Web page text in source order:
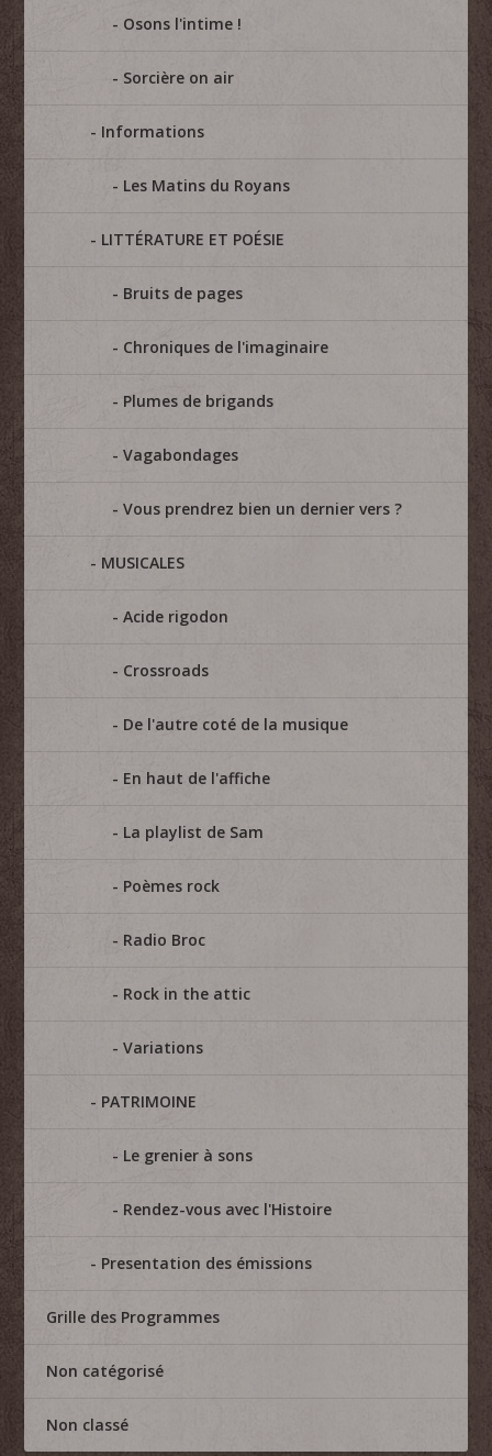
Osons l'intime !
Sorcière on air
Informations
Les Matins du Royans
LITTÉRATURE ET POÉSIE
Bruits de pages
Chroniques de l'imaginaire
Plumes de brigands
Vagabondages
Vous prendrez bien un dernier vers ?
MUSICALES
Acide rigodon
Crossroads
De l'autre coté de la musique
En haut de l'affiche
La playlist de Sam
Poèmes rock
Radio Broc
Rock in the attic
Variations
PATRIMOINE
Le grenier à sons
Rendez-vous avec l'Histoire
Presentation des émissions
Grille des Programmes
Non catégorisé
Non classé